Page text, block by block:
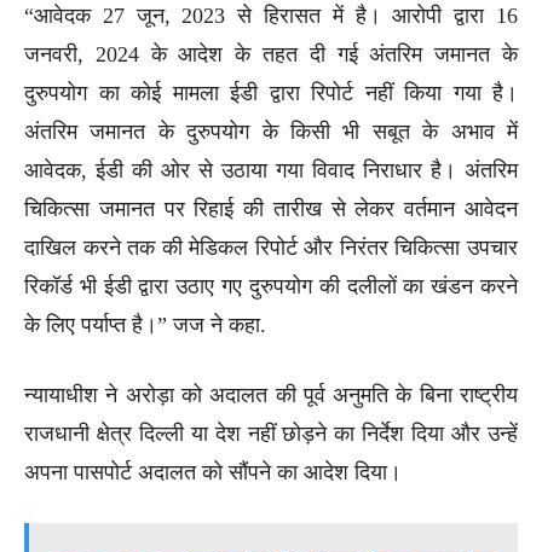
“आवेदक 27 जून, 2023 से हिरासत में है। आरोपी द्वारा 16
जनवरी, 2024 के आदेश के तहत दी गई अंतरिम जमानत के
दुरुपयोग का कोई मामला ईडी द्वारा रिपोर्ट नहीं किया गया है।
अंतरिम जमानत के दुरुपयोग के किसी भी सबूत के अभाव में
आवेदक, ईडी की ओर से उठाया गया विवाद निराधार है। अंतरिम
चिकित्सा जमानत पर रिहाई की तारीख से लेकर वर्तमान आवेदन
दाखिल करने तक की मेडिकल रिपोर्ट और निरंतर चिकित्सा उपचार
रिकॉर्ड भी ईडी द्वारा उठाए गए दुरुपयोग की दलीलों का खंडन करने
के लिए पर्याप्त है।” जज ने कहा.
न्यायाधीश ने अरोड़ा को अदालत की पूर्व अनुमति के बिना राष्ट्रीय
राजधानी क्षेत्र दिल्ली या देश नहीं छोड़ने का निर्देश दिया और उन्हें
अपना पासपोर्ट अदालत को सौंपने का आदेश दिया।